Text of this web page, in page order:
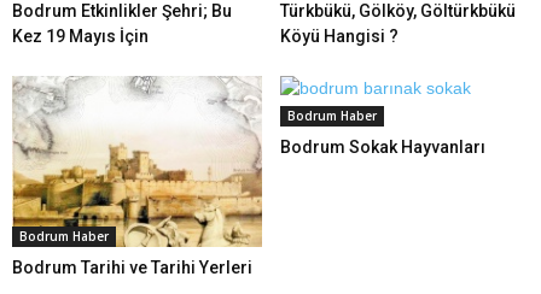
Bodrum Etkinlikler Şehri; Bu
Kez 19 Mayıs İçin
Türkbükü, Gölköy, Göltürkbükü
Köyü Hangisi ?
Bodrum Haber
Bodrum Tarihi ve Tarihi Yerleri
Bodrum Haber
Bodrum Sokak Hayvanları